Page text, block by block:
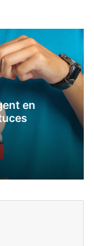
en